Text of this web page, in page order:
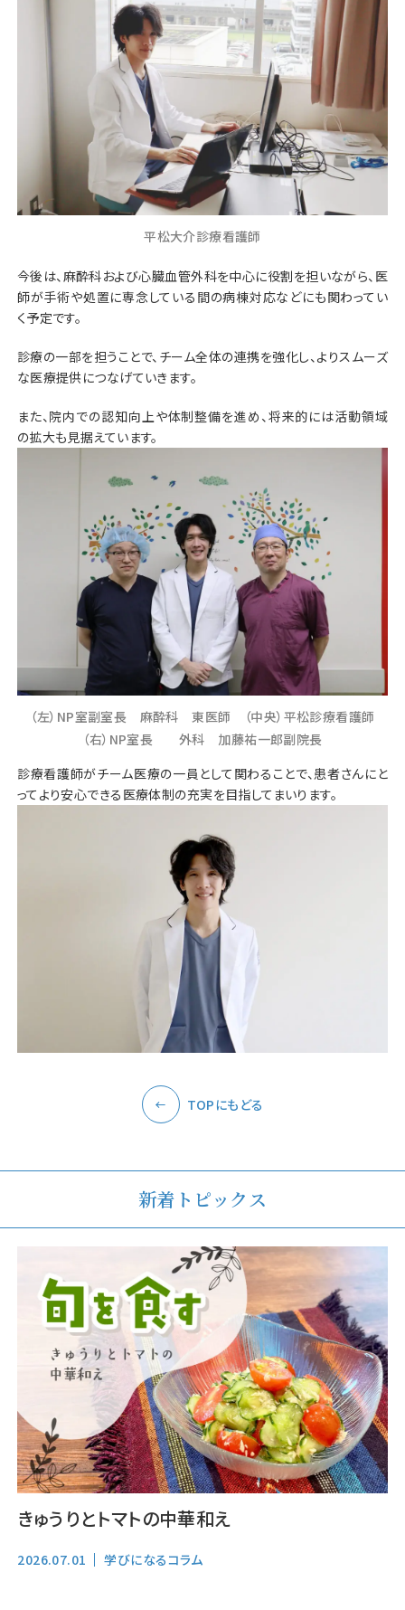
平松大介診療看護師
今後は、麻酔科および心臓血管外科を中心に役割を担いながら、医
師が手術や処置に専念している間の病棟対応などにも関わってい
く予定です。
診療の一部を担うことで、チーム全体の連携を強化し、よりスムーズ
な医療提供につなげていきます。
また、院内での認知向上や体制整備を進め、将来的には活動領域
の拡大も見据えています。
（左）NP室副室長 麻酔科 東医師 （中央）平松診療看護師
（右）NP室長 外科 加藤祐一郎副院長
診療看護師がチーム医療の一員として関わることで、患者さんにと
ってより安心できる医療体制の充実を目指してまいります。
TOPにもどる
新着トピックス
きゅうりとトマトの中華和え
2026.07.01 学びになるコラム